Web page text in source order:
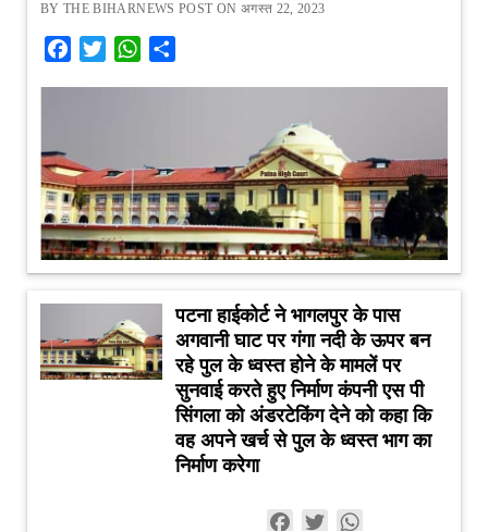
BY THE BIHARNEWS POST ON अगस्त 22, 2023
Facebook
TwitterWhatsApp
पटना हाईकोर्ट ने भागलपुर के पास
अगवानी घाट पर गंगा नदी के ऊपर बन
रहे पुल के ध्वस्त होने के मामलें पर
सुनवाई करते हुए निर्माण कंपनी एस पी
सिंगला को अंडरटेकिंग देने को कहा कि
वह अपने खर्च से पुल के ध्वस्त भाग का
निर्माण करेगा
Facebook
Twitter